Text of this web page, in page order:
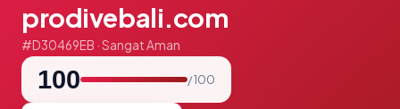
prodivebali.com
#D30469EB · Sangat Aman
100 / 100